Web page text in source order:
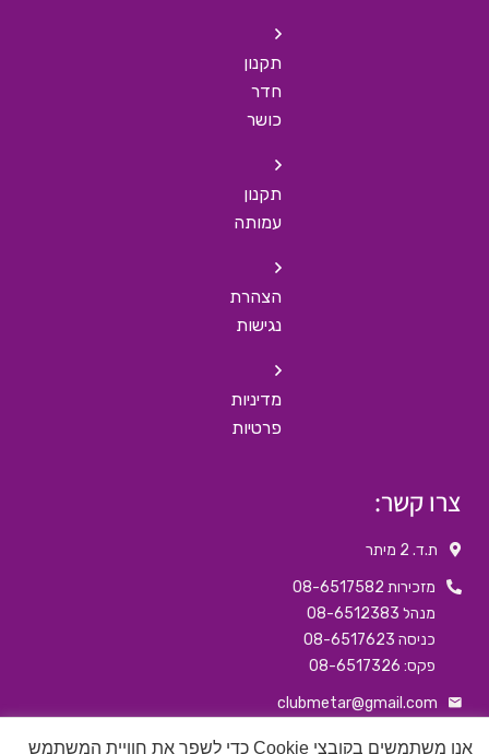
תקנון
חדר
כושר
תקנון
עמותה
הצהרת
נגישות
מדיניות
פרטיות
צרו קשר:
ת.ד. 2 מיתר
מזכירות 08-6517582
מנהל 08-6512383
כניסה 08-6517623
פקס: 08-6517326
clubmetar@gmail.com
דף הבפיסבוק שלנו
אנו משתמשים בקובצי Cookie כדי לשפר את חוויית המשתמש